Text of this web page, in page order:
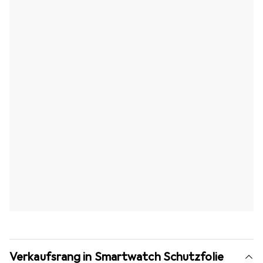
Verkaufsrang in Smartwatch Schutzfolie